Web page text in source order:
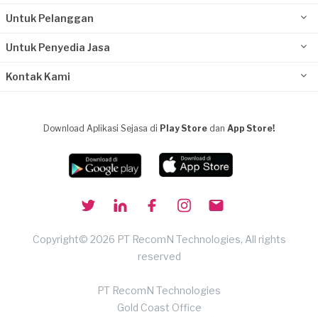
Untuk Pelanggan
Untuk Penyedia Jasa
Kontak Kami
Download Aplikasi Sejasa di Play Store dan App Store!
Copyright© 2026 PT RecomN Technologies, All rights
reserved
PT RecomN Technologies
Gold Coast Office